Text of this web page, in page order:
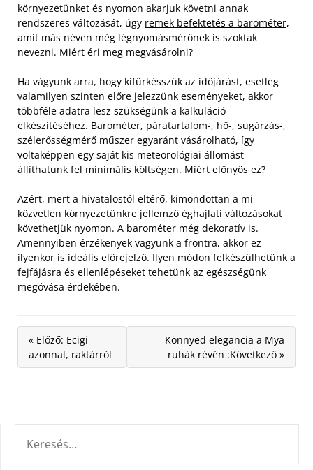
környezetünket és nyomon akarjuk követni annak
rendszeres változását, úgy remek befektetés a barométer,
amit más néven még légnyomásmérőnek is szoktak
nevezni. Miért éri meg megvásárolni?
Ha vágyunk arra, hogy kifürkésszük az időjárást, esetleg
valamilyen szinten előre jelezzünk eseményeket, akkor
többféle adatra lesz szükségünk a kalkuláció
elkészítéséhez. Barométer, páratartalom-, hő-, sugárzás-,
szélerősségmérő műszer egyaránt vásárolható, így
voltaképpen egy saját kis meteorológiai állomást
állíthatunk fel minimális költségen. Miért előnyös ez?
Azért, mert a hivatalostól eltérő, kimondottan a mi
közvetlen környezetünkre jellemző éghajlati változásokat
követhetjük nyomon. A barométer még dekoratív is.
Amennyiben érzékenyek vagyunk a frontra, akkor ez
ilyenkor is ideális előrejelző. Ilyen módon felkészülhetünk a
fejfájásra és ellenlépéseket tehetünk az egészségünk
megóvása érdekében.
« Előző: Ecigi
azonnal, raktárról
Könnyed elegancia a Mya
ruhák révén :Következő »